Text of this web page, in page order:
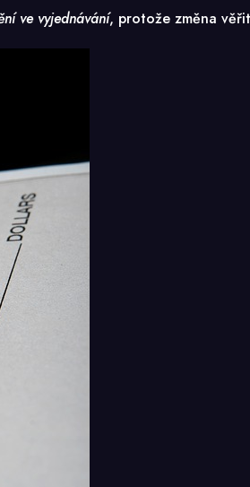
ve vyjednávání, protože změna